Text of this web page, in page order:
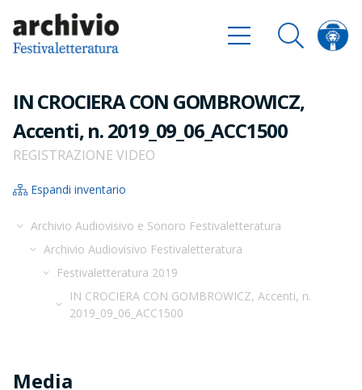
IN CROCIERA CON GOMBROWICZ,
Accenti, n. 2019_09_06_ACC1500
REGISTRAZIONE VIDEO
Espandi inventario
Archivio Audiovisivo e Sonoro Festivaletteratura
Archivio Audiovisivo Festivaletteratura
Festivaletteratura 2019
IN CROCIERA CON GOMBROWICZ, Accenti, n.
2019_09_06_ACC1500
Media